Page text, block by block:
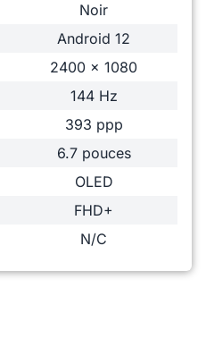
Noir
Android 12
2400 x 1080
144 Hz
393 ppp
6.7 pouces
OLED
FHD+
N/C